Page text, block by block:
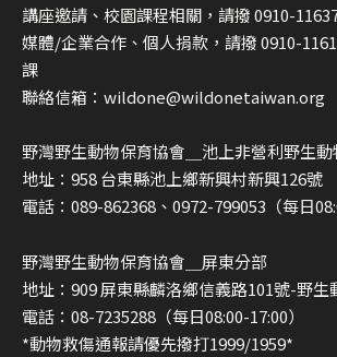
講座邀請、校園課程相關，請撥 0910-
媒體/企業合作、個人捐款，請撥 0910-
課
聯絡信箱：wildone@wildonetaiwan.org
野灣野生動物保育協會＿池上非營利野生
地址：958 台東縣池上鄉新興村新興126號
電話：089-862368、0972-799053（每日
野灣野生動物保育協會＿屏東分部
地址：909 屏東縣麟洛鄉信義路101號-野生
電話：08-7235288（每日08:00-17:00）
*動物救傷通報請優先撥打1999/1959*